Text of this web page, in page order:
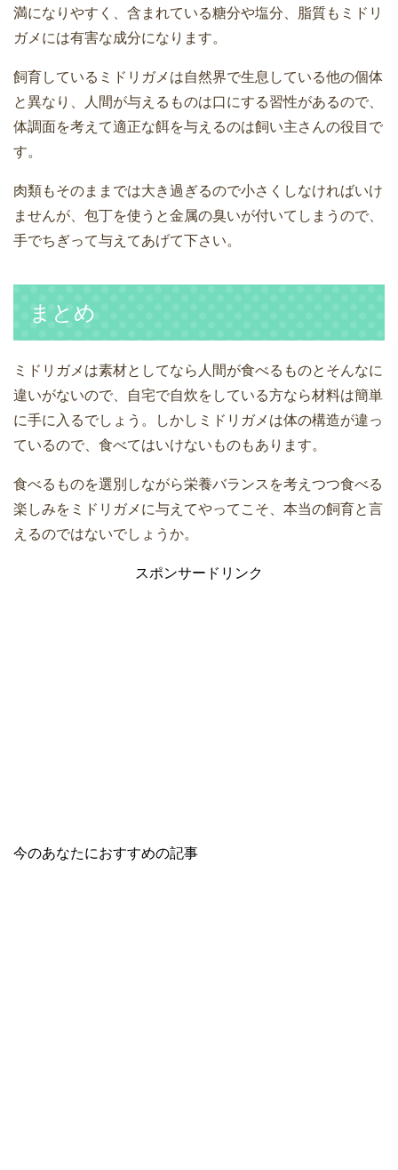
満になりやすく、含まれている糖分や塩分、脂質もミドリ
ガメには有害な成分になります。
飼育しているミドリガメは自然界で生息している他の個体
と異なり、人間が与えるものは口にする習性があるので、
体調面を考えて適正な餌を与えるのは飼い主さんの役目で
す。
肉類もそのままでは大き過ぎるので小さくしなければいけ
ませんが、包丁を使うと金属の臭いが付いてしまうので、
手でちぎって与えてあげて下さい。
まとめ
ミドリガメは素材としてなら人間が食べるものとそんなに
違いがないので、自宅で自炊をしている方なら材料は簡単
に手に入るでしょう。しかしミドリガメは体の構造が違っ
ているので、食べてはいけないものもあります。
食べるものを選別しながら栄養バランスを考えつつ食べる
楽しみをミドリガメに与えてやってこそ、本当の飼育と言
えるのではないでしょうか。
スポンサードリンク
今のあなたにおすすめの記事